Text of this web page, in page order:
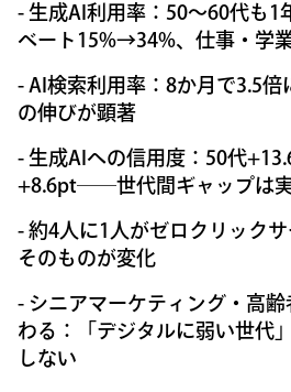
- 生成AI利用率：50〜60代も1
ベート15%→34%、仕事・学
- AI検索利用率：8か月で3.5倍
の伸びが顕著
- 生成AIへの信用度：50代
+8.6pt──世代間ギャップは
- 約4人に1人がゼロクリック
そのものが変化
- シニアマーケティング・高
わる：「デジタルに弱い世代
しない